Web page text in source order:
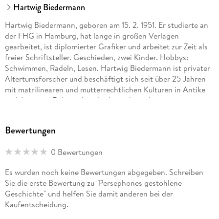
Hartwig Biedermann
Hartwig Biedermann, geboren am 15. 2. 1951. Er studierte an
der FHG in Hamburg, hat lange in großen Verlagen
gearbeitet, ist diplomierter Grafiker und arbeitet zur Zeit als
freier Schriftsteller. Geschieden, zwei Kinder. Hobbys:
Schwimmen, Radeln, Lesen. Hartwig Biedermann ist privater
Altertumsforscher und beschäftigt sich seit über 25 Jahren
mit matrilinearen und mutterrechtlichen Kulturen in Antike
und Jetztzeit. Er kam über das langjährige Lesen von
vorgeblich "gesicherten" Wahrheiten über die Antike, und
können. Von daher begann er vor 25 Jahren seine ersten
seine naturgemäß von der veröffentlichten
wissenschaftlichen Mehrheitsmeinung stark abweichenden
Thesen. Daher veröffentlichte er seine spannenden
Manuskripte bei BoD, in der Hoffnung, auf diesem Wege ein
Bewertungen
0 Bewertungen
Es wurden noch keine Bewertungen abgegeben. Schreiben
Sie die erste Bewertung zu "Persephones gestohlene
Geschichte" und helfen Sie damit anderen bei der
Kaufentscheidung.